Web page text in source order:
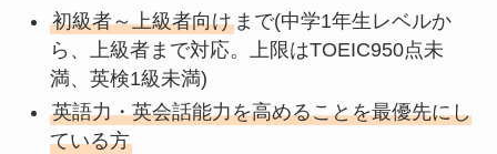
初級者～上級者向けまで(中学1年生レベルか
ら、上級者まで対応。上限はTOEIC950点未
満、英検1級未満)
英語力・英会話能力を高めることを最優先にし
ている方